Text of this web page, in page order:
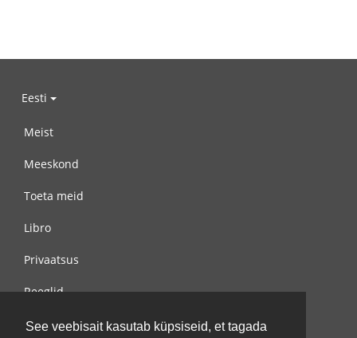
See veebisait kasutab küpsiseid, et tagada
Eesti
Meist
Meeskond
Toeta meid
Libro
Privaatsus
Reeglid
Võta meiega ühendust